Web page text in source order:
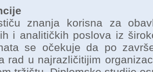
znanja korisna za
i analitičkih poslova iz
se očekuje da po
rad u najrazličitijim